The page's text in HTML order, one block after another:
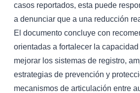
casos reportados, esta puede
a denunciar que a una reducción
El documento concluye con
orientadas a fortalecer la
mejorar los sistemas de registro,
estrategias de prevención y
mecanismos de articulación entre